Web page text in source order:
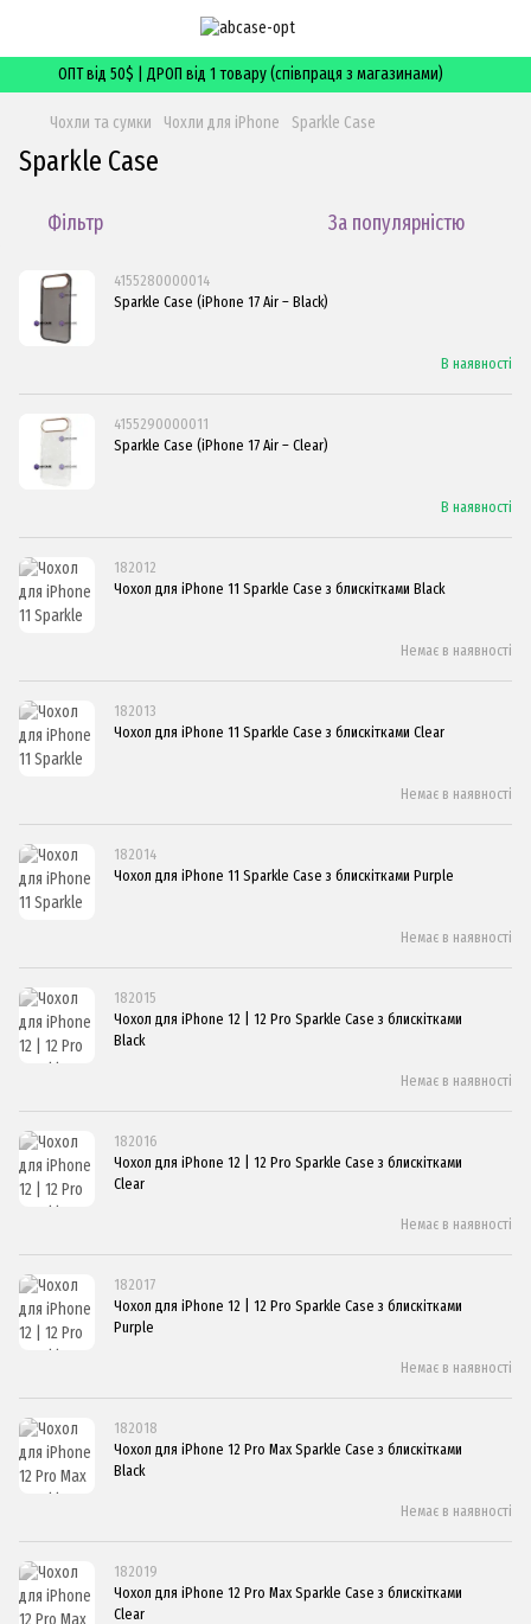
ОПТ від 50$ | ДРОП від 1 товару (співпраця з магазинами)
Чохли та сумки Чохли для iPhone Sparkle Case
Sparkle Case
Фільтр За популярністю
4155280000014
Sparkle Case (iPhone 17 Air – Black)
В наявності
4155290000011
Sparkle Case (iPhone 17 Air – Clear)
В наявності
182012
Чохол для iPhone 11 Sparkle Case з блискітками Black
Немає в наявності
182013
Чохол для iPhone 11 Sparkle Case з блискітками Clear
Немає в наявності
182014
Чохол для iPhone 11 Sparkle Case з блискітками Purple
Немає в наявності
182015
Чохол для iPhone 12 | 12 Pro Sparkle Case з блискітками
Black
Немає в наявності
182016
Чохол для iPhone 12 | 12 Pro Sparkle Case з блискітками
Clear
Немає в наявності
182017
Чохол для iPhone 12 | 12 Pro Sparkle Case з блискітками
Purple
Немає в наявності
182018
Чохол для iPhone 12 Pro Max Sparkle Case з блискітками
Black
Немає в наявності
182019
Чохол для iPhone 12 Pro Max Sparkle Case з блискітками
Clear